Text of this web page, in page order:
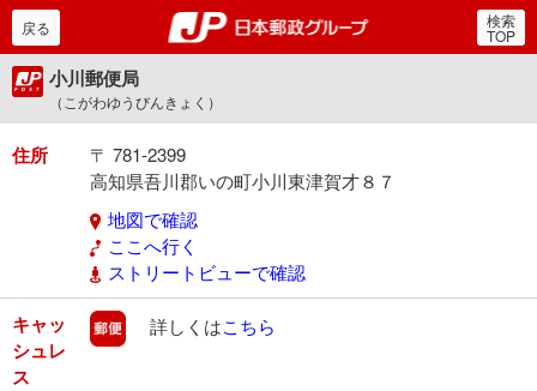
郵便局・日本郵政グルー
戻る 検索
TOP
小川郵便局
（こがわゆうびんきょく）
住所
〒 781-2399
高知県吾川郡いの町小川東津賀才８７
地図で確認
ここへ行く
ストリートビューで確認
キャッ
シュレ
ス
郵便
詳しくはこちら